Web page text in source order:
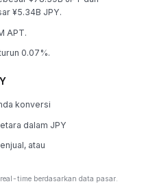
¥5.34B JPY.
APT.
0.07%.
konversi
dalam JPY
atau
time berdasarkan data pasar.